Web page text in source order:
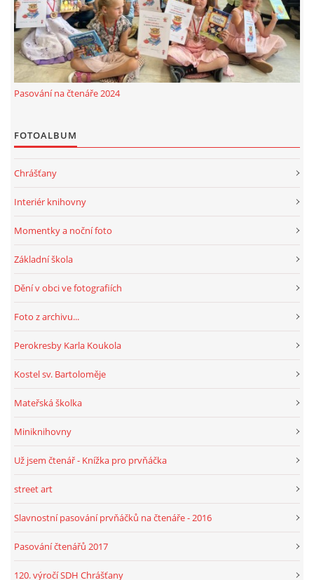
FOTOALBUM
PODĚKOVÁNÍ
SLUŽBY
HRY, KVÍZY, VZDĚLÁVÁNÍ ON-LINE
© 2026 eStránky.cz
Pasování na čtenáře 2024
FOTOALBUM
Chrášťany
Interiér knihovny
Momentky a noční foto
Základní škola
Dění v obci ve fotografiích
Foto z archivu...
Perokresby Karla Koukola
Kostel sv. Bartoloměje
Mateřská školka
Miniknihovny
Už jsem čtenář - Knížka pro prvňáčka
street art
Slavnostní pasování prvňáčků na čtenáře - 2016
Pasování čtenářů 2017
120. výročí SDH Chrášťany